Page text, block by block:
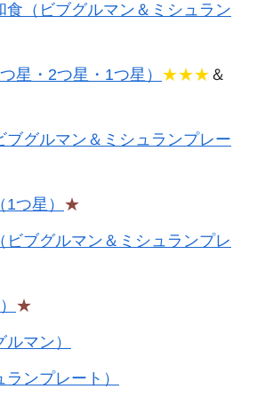
食（ビブグルマン＆ミシュラン
星・2つ星・1つ星） ★★★ ＆
ブグルマン＆ミシュランプレー
つ星） ★
ビブグルマン＆ミシュランプレ
★
マン）
ンプレート）